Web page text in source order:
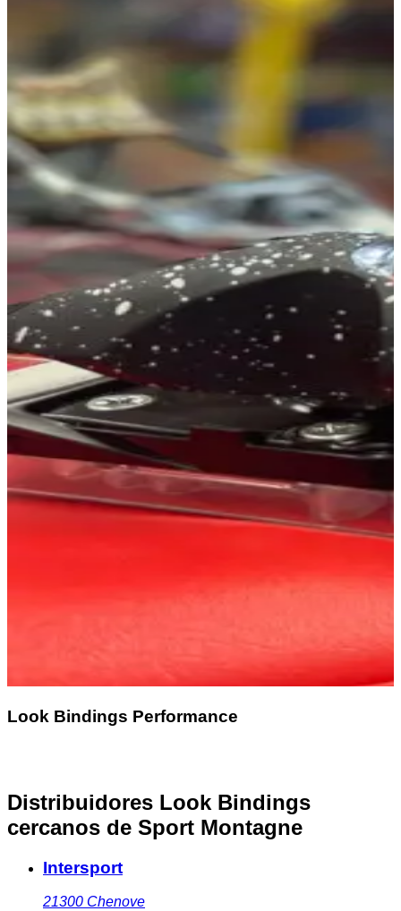
Look Bindings Performance
Distribuidores Look Bindings
cercanos de Sport Montagne
Intersport
21300 Chenove